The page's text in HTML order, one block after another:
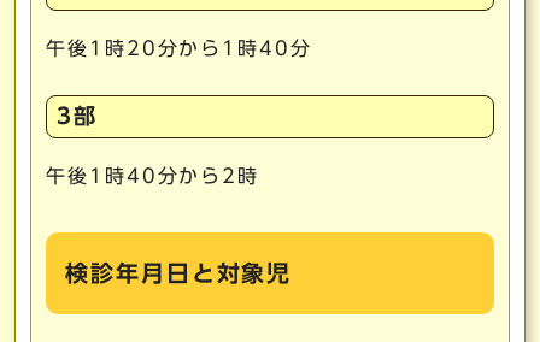
午後1時20分から1時40分
3部
午後1時40分から2時
検診年月日と対象児